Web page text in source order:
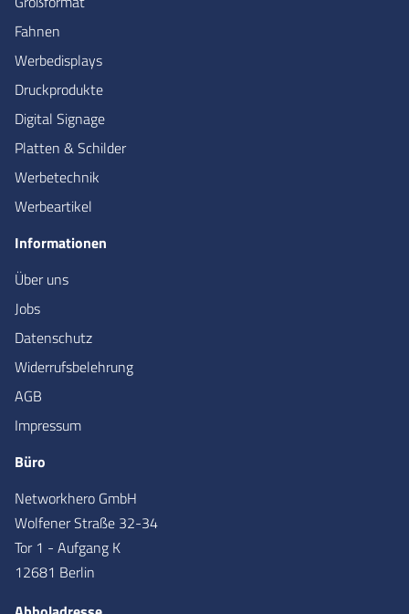
Fahnen
Werbedisplays
Druckprodukte
Digital Signage
Platten & Schilder
Werbetechnik
Werbeartikel
Informationen
Über uns
Jobs
Datenschutz
Widerrufsbelehrung
AGB
Impressum
Büro
Networkhero GmbH
Wolfener Straße 32-34
Tor 1 - Aufgang K
12681 Berlin